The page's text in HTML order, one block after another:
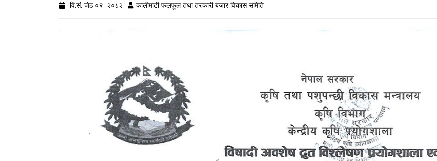
वि.सं. जेठ ०९, २०८२ कालीमाटी फलफूल तथा तरकारी बजार विकास समिति